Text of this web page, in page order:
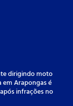
dirigindo moto
em Arapongas é
infrações no